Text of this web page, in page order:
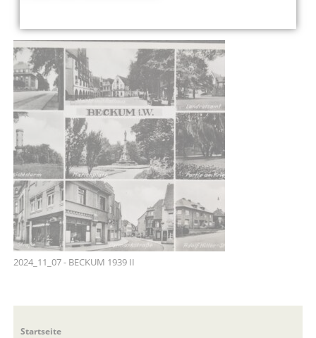
2024_11_07 - BECKUM 1939 II
Navigation
Startseite